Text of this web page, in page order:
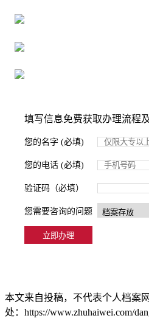
填写信息免费获取办理流程
您的名字 (必填)
您的电话 (必填)
验证码（必填）
您需要咨询的问题
本文来自投稿，不代表个人档案
处：https://www.zhuhaiwei.com/